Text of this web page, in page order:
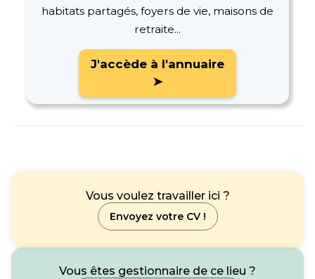
habitats partagés, foyers de vie, maisons de
retraite...
J'accède à l'annuaire
➤
Vous voulez travailler ici ?
Envoyez votre CV !
Vous êtes gestionnaire de ce lieu ?